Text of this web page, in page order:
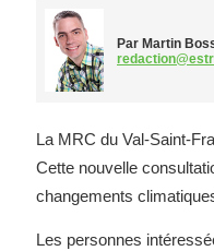
Par Martin
La MRC du Val-Saint-
Cette nouvelle
changements
Les personnes